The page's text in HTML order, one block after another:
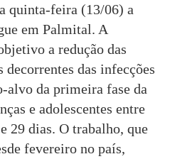
quinta-feira (13/06) a
em Palmital. A
a redução das
das infecções
alvo da primeira fase da
e adolescentes entre
29 dias. O trabalho, que
fevereiro no país,